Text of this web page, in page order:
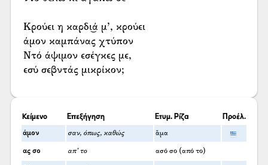
Κρούει η καρδι͜ά μ’, κρούει
άμον καμπάνας χτύπον
Ντό άψιμον εσέγκες με,
εσύ σεβντάς μικρίκον;
Κείμενο Επεξήγηση Ετυμ. Ρίζα Προέλ.
άμον σαν, όπως, καθώς ἅμα
ας σο απ’ το ασό σο (από το)